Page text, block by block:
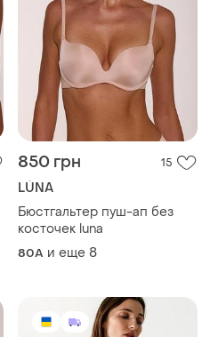
850 грн 15
LÚNA
Бюстгальтер пуш-ап без
косточек luna
80A и еще 8